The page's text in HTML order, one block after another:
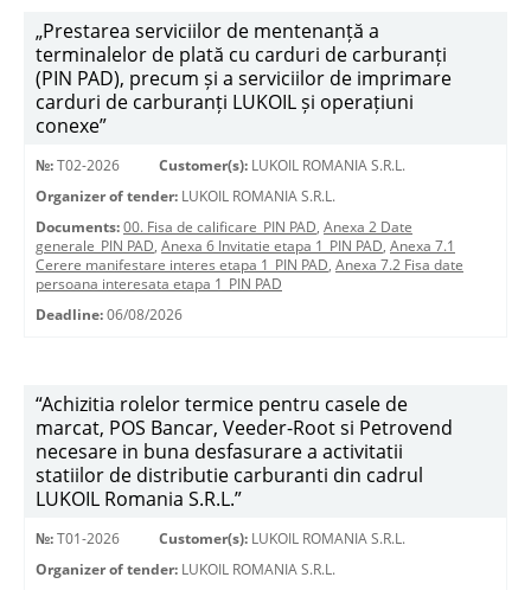
„Prestarea serviciilor de mentenanță a
terminalelor de plată cu carduri de carburanți
(PIN PAD), precum și a serviciilor de imprimare
carduri de carburanți LUKOIL și operațiuni
conexe”
№: T02-2026 Customer(s): LUKOIL ROMANIA S.R.L.
Organizer of tender: LUKOIL ROMANIA S.R.L.
Documents: 00. Fisa de calificare_PIN PAD, Anexa 2 Date
generale_PIN PAD, Anexa 6 Invitatie etapa 1_PIN PAD, Anexa 7.1
Cerere manifestare interes etapa 1_PIN PAD, Anexa 7.2 Fisa date
persoana interesata etapa 1_PIN PAD
Deadline: 06/08/2026
“Achizitia rolelor termice pentru casele de
marcat, POS Bancar, Veeder-Root si Petrovend
necesare in buna desfasurare a activitatii
statiilor de distributie carburanti din cadrul
LUKOIL Romania S.R.L.”
№: T01-2026 Customer(s): LUKOIL ROMANIA S.R.L.
Organizer of tender: LUKOIL ROMANIA S.R.L.